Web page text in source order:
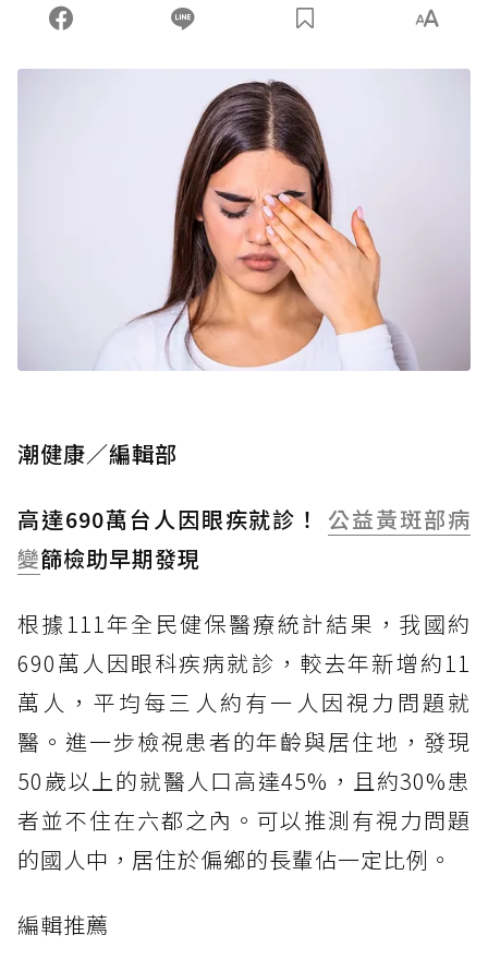
潮健康／編輯部
高達690萬台人因眼疾就診！公益黃斑部病
變篩檢助早期發現
根據111年全民健保醫療統計結果，我國約
690萬人因眼科疾病就診，較去年新增約11
萬人，平均每三人約有一人因視力問題就
醫。進一步檢視患者的年齡與居住地，發現
50歲以上的就醫人口高達45%，且約30%患
者並不住在六都之內。可以推測有視力問題
的國人中，居住於偏鄉的長輩佔一定比例。
編輯推薦